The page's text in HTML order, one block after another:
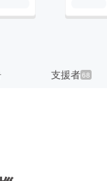
支援者68